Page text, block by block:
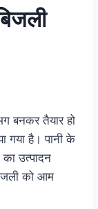
बनकर तैयार हो
गया है। पानी के
का उत्पादन
को आम